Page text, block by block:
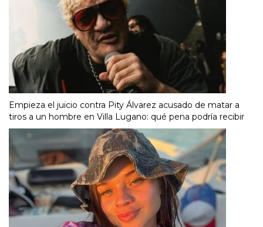
Empieza el juicio contra Pity Álvarez acusado de matar a
tiros a un hombre en Villa Lugano: qué pena podría recibir